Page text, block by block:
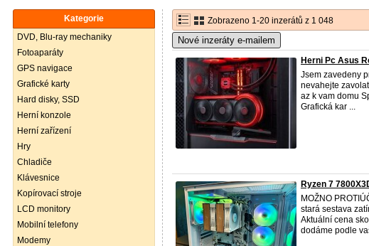
Kategorie
DVD, Blu-ray mechaniky
Fotoaparáty
GPS navigace
Grafické karty
Hard disky, SSD
Herní konzole
Herní zařízení
Hry
Chladiče
Klávesnice
Kopírovací stroje
LCD monitory
Mobilní telefony
Modemy
Zobrazeno 1-20 inzerátů z 1 048
Nové inzeráty e-mailem
Herni Pc Asus
Jsem zavedeny
nevahejte
az k vam domu
Grafická kar ...
Ryzen 7
MOŽNO
stará sestava
Aktuální cena
dodáme podle